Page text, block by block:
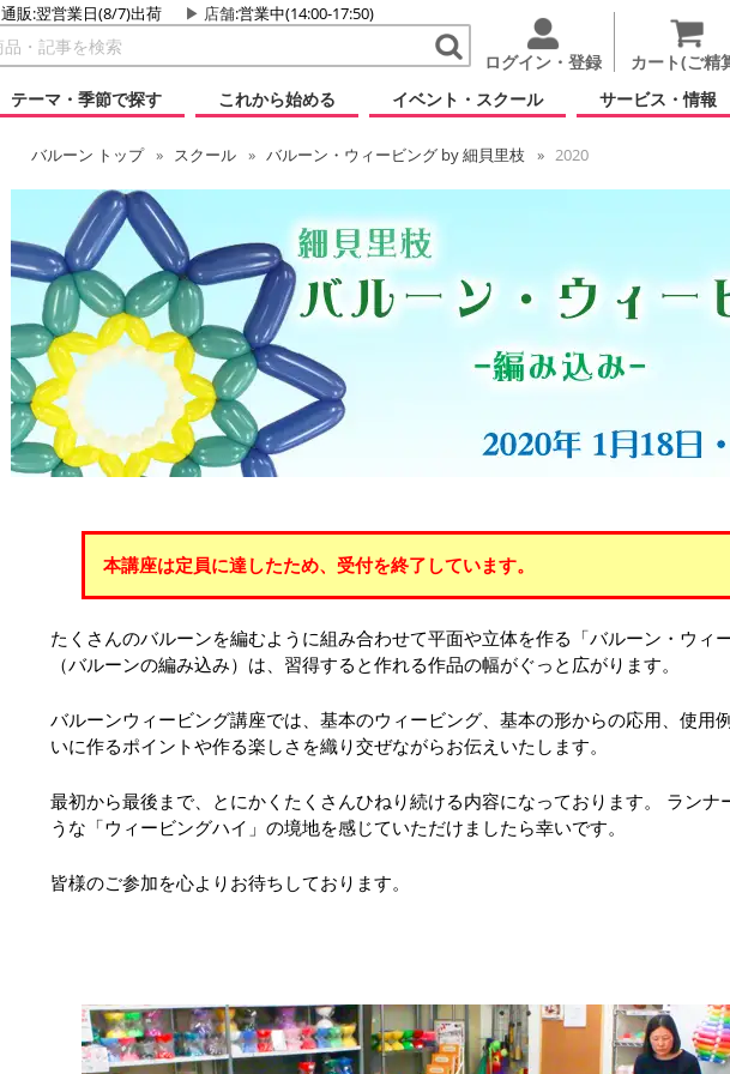
通販:翌営業日(8/7)出荷 店舗:営業中(14:00-17:50)
ログイン・登録 カート(ご精
テーマ・季節で探す
これから始める イベント・スクール サービス・情報
バルーン トップ スクール バルーン・ウィービング by 細貝里枝 2020
本講座は定員に達したため、受付を終了しています。
たくさんのバルーンを編むように組み合わせて平面や立体を作る「バルーン・ウィー
（バルーンの編み込み）は、習得すると作れる作品の幅がぐっと広がります。
バルーンウィービング講座では、基本のウィービング、基本の形からの応用、使用
いに作るポイントや作る楽しさを織り交ぜながらお伝えいたします。
最初から最後まで、とにかくたくさんひねり続ける内容になっております。 ランナ
うな「ウィービングハイ」の境地を感じていただけましたら幸いです。
皆様のご参加を心よりお待ちしております。